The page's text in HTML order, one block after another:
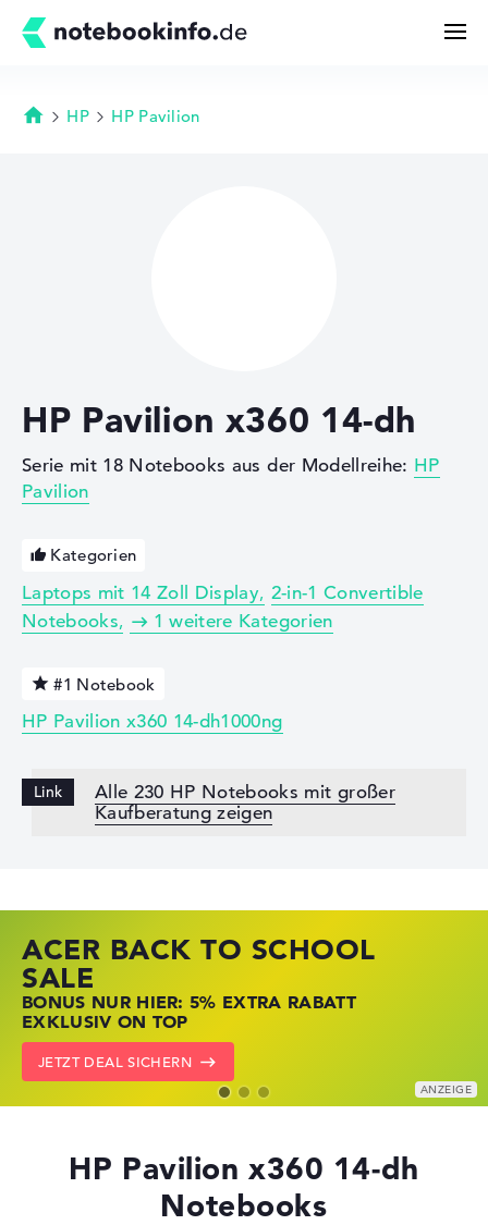
Deals
Merkzettel
Startseite
HP HP Pavilion
HP Pavilion x360 14-dh
Serie mit 18 Notebooks aus der Modellreihe: HP
Pavilion
Kategorien
Laptops mit 14 Zoll Display 2-in-1 Convertible
Notebooks
1 weitere Kategorien
#1 Notebook
HP Pavilion x360 14-dh1000ng
Alle 230 HP Notebooks mit großer
Kaufberatung zeigen
ACER BACK TO SCHOOL
SALE
BONUS NUR HIER: 5% EXTRA RABATT
EXKLUSIV ON TOP
JETZT DEAL SICHERN
HP STORE SSV DEALS
JETZT ZUGREIFEN: NOTEBOOKS BEI HP
KRÄFTIG REDUZIERT
ZU DEN HP ANGEBOTEN
LENOVO LAPTOP DEALS
NOTEBOOKS BEI LENOVO JETZT
KRÄFTIG REDUZIERT
LENOVO DEALS ZEIGEN
HP Pavilion x360 14-dh
Notebooks